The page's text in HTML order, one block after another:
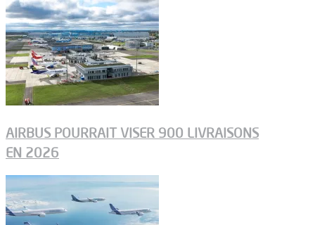
AIRBUS POURRAIT VISER 900 LIVRAISONS
EN 2026